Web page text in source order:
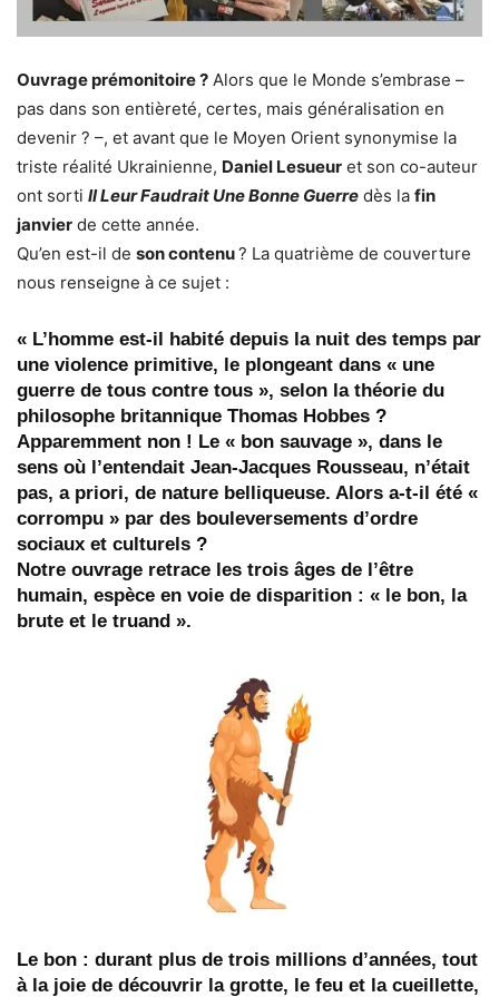
Ouvrage prémonitoire ? Alors que le Monde s’embrase –
pas dans son entièreté, certes, mais généralisation en
devenir ? –, et avant que le Moyen Orient synonymise la
triste réalité Ukrainienne, Daniel Lesueur et son co-auteur
ont sorti Il Leur Faudrait Une Bonne Guerre dès la fin
janvier de cette année.
Qu’en est-il de son contenu? La quatrième de couverture
nous renseigne à ce sujet :
« L’homme est-il habité depuis la nuit des temps par
une violence primitive, le plongeant dans « une
guerre de tous contre tous », selon la théorie du
philosophe britannique Thomas Hobbes ?
Apparemment non ! Le « bon sauvage », dans le
sens où l’entendait Jean-Jacques Rousseau, n’était
pas, a priori, de nature belliqueuse. Alors a-t-il été «
corrompu » par des bouleversements d’ordre
sociaux et culturels ?
Notre ouvrage retrace les trois âges de l’être
humain, espèce en voie de disparition : « le bon, la
brute et le truand ».
Le bon : durant plus de trois millions d’années, tout
à la joie de découvrir la grotte, le feu et la cueillette,